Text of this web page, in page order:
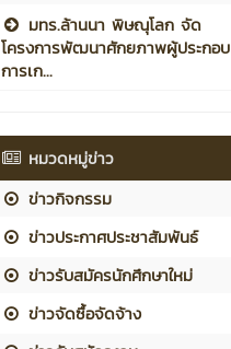
มทร.ล้านนา พิษณุโลก จัด
โครงการพัฒนาศักยภาพผู้ประกอบ
การเก...
หมวดหมู่ข่าว
ข่าวกิจกรรม
ข่าวประกาศประชาสัมพันธ์
ข่าวรับสมัครนักศึกษาใหม่
ข่าวจัดซื้อจัดจ้าง